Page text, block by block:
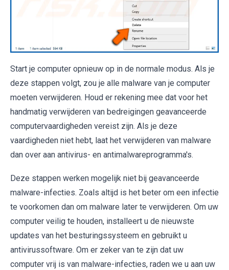
Start je computer opnieuw op in de normale modus. Als je
deze stappen volgt, zou je alle malware van je computer
moeten verwijderen. Houd er rekening mee dat voor het
handmatig verwijderen van bedreigingen geavanceerde
computervaardigheden vereist zijn. Als je deze
vaardigheden niet hebt, laat het verwijderen van malware
dan over aan antivirus- en antimalwareprogramma's.
Deze stappen werken mogelijk niet bij geavanceerde
malware-infecties. Zoals altijd is het beter om een infectie
te voorkomen dan om malware later te verwijderen. Om uw
computer veilig te houden, installeert u de nieuwste
updates van het besturingssysteem en gebruikt u
antivirussoftware. Om er zeker van te zijn dat uw
computer vrij is van malware-infecties, raden we u aan uw